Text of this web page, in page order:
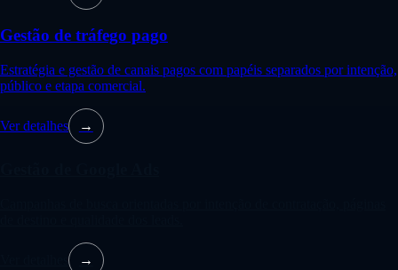
Gestão de tráfego pago
Estratégia e gestão de canais pagos com papéis separados por intenção,
público e etapa comercial.
Ver detalhes →
→